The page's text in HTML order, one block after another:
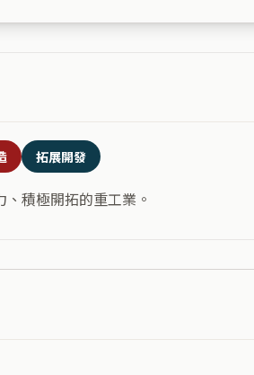
拓展開發
積極開拓的重工業。